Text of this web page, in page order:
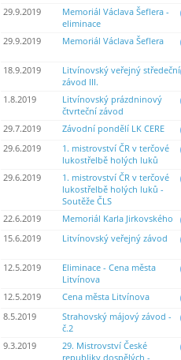
29.9.2019
Memoriál Václava Šeflera -
eliminace
29.9.2019 Memoriál Václava Šeflera
18.9.2019
Litvínovský veřejný středeční
závod III.
1.8.2019
Litvínovský prázdninový
čtvrteční závod
29.7.2019 Závodní pondělí LK CERE
29.6.2019
1. mistrovství ČR v terčové
lukostřelbě holých luků
29.6.2019
1. mistrovství ČR v terčové
lukostřelbě holých luků -
Soutěže ČLS
22.6.2019 Memoriál Karla Jirkovského
15.6.2019
Litvínovský veřejný závod
12.5.2019
Eliminace - Cena města
Litvínova
12.5.2019 Cena města Litvínova
8.5.2019
Strahovský májový závod -
č.2
9.3.2019
29. Mistrovství České
republiky dospělých -